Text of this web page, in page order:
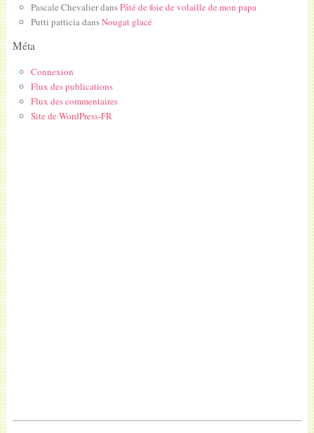
Pascale ChevalierdansPâté de foie de volaille de mon papa
Putti patticiadansNougat glacé
Méta
Connexion
Flux des publications
Flux des commentaires
Site de WordPress-FR